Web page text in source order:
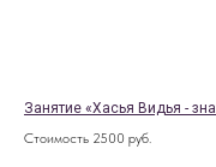
Занятие «Хасья Видья -
Стоимость 2500 руб.